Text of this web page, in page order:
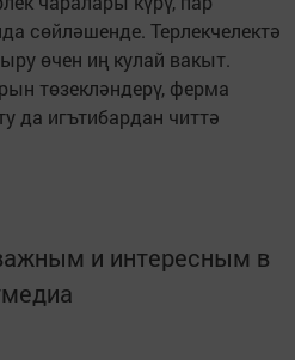
сөйләшенде. Терлекчелектә
өчен иң кулай вакыт.
төзекләндерү, ферма
да игътибардан читтә
и интересным в